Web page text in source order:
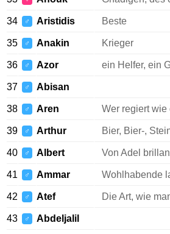
34 ♂ Aristidis Beste
35 ♂ Anakin Krieger
36 ♂ Azor ein Helfer, ein
37 ♂ Abisan
38 ♂ Aren Wer regiert wie
39 ♂ Arthur Bier, Bier-,
40 ♂ Albert Von Adel
41 ♂ Ammar Wohlhabende
42 ♂ Atef Die Art, wie
43 ♂ Abdeljalil